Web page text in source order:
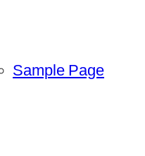
Sample Page